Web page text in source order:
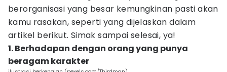
berorganisasi yang besar kemungkinan pasti akan
kamu rasakan, seperti yang dijelaskan dalam
artikel berikut. Simak sampai selesai, ya!
1. Berhadapan dengan orang yang punya
beragam karakter